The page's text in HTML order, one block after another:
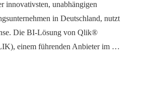
innovativsten, unabhängigen
in Deutschland, nutzt
Die BI-Lösung von Qlik®
einem führenden Anbieter im …